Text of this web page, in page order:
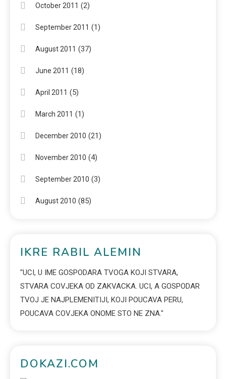
October 2011 (2)
September 2011 (1)
August 2011 (37)
June 2011 (18)
April 2011 (5)
March 2011 (1)
December 2010 (21)
November 2010 (4)
September 2010 (3)
August 2010 (85)
IKRE RABIL ALEMIN
"UCI, U IME GOSPODARA TVOGA KOJI STVARA,
STVARA COVJEKA OD ZAKVACKA. UCI, A GOSPODAR
TVOJ JE NAJPLEMENITIJI, KOJI POUCAVA PERU,
POUCAVA COVJEKA ONOME STO NE ZNA."
DOKAZI.COM